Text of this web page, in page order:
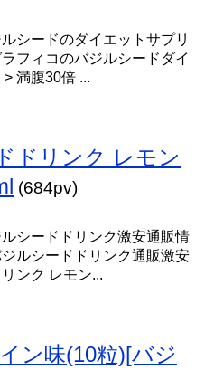
シードのダイエットサプリ
フィコのバジルシードダイ
満腹30倍 ...
ドリンク レモン
(684pv)
シードドリンク激安通販情
ルシードドリンク通販激安
ンク レモン...
ン味(10粒)[バジ